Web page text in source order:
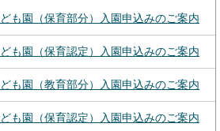
も園（保育部分）入園申込みのご案内
も園（保育認定）入園申込みのご案内
も園（教育部分）入園申込みのご案内
も園（保育認定）入園申込みのご案内